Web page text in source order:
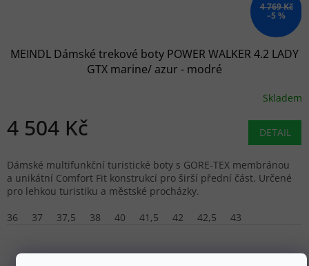
4 769 Kč
–5 %
MEINDL Dámské trekové boty POWER WALKER 4.2 LADY
GTX marine/ azur - modré
Skladem
4 504 Kč DETAIL
Dámské multifunkční turistické boty s GORE-TEX membránou
a unikátní Comfort Fit konstrukcí pro širší přední část. Určené
pro lehkou turistiku a městské procházky.
36
37 37,5 38 40 41,5 42 42,5 43